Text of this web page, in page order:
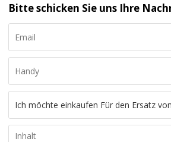
Bitte schicken Sie uns Ihre